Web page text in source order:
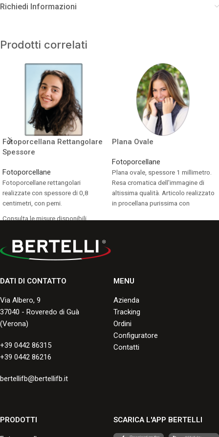
Richiedi Informazioni
Prodotti correlati
Fotoporcellana Rettangolare
Spessore
Fotoporcellane
Fotoporcellane rettangolari
realizzate con spessore di 0,8
centimetri, con perni.
Consulta le misure disponibili.
Plana Ovale
Fotoporcellane
Plana ovale, spessore 1 millimetro.
Resa cromatica dell'immagine di
altissima qualità. Articolo realizzato
in procellana purissima con
DATI DI CONTATTO
Via Albero, 9
37040 - Roveredo di Guà
(Verona)
+39 0442 86315
+39 0442 86216
bertellifb@bertellifb.it
MENU
Azienda
Tracking
Ordini
Configuratore
Contatti
PRODOTTI SCARICA L'APP BERTELLI